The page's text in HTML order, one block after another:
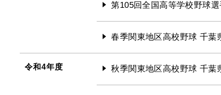
第105回全国高等学校野球
春季関東地区高校野球 千葉
令和4年度 秋季関東地区高校野球 千葉